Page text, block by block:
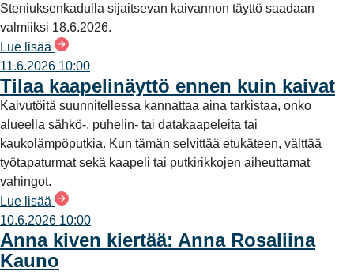
Steniuksenkadulla sijaitsevan kaivannon täyttö saadaan
valmiiksi 18.6.2026.
Lue lisää
11.6.2026 10:00
Tilaa kaapelinäyttö ennen kuin kaivat
Kaivutöitä suunnitellessa kannattaa aina tarkistaa, onko
alueella sähkö-, puhelin- tai datakaapeleita tai
kaukolämpöputkia. Kun tämän selvittää etukäteen, välttää
työtapaturmat sekä kaapeli tai putkirikkojen aiheuttamat
vahingot.
Lue lisää
10.6.2026 10:00
Anna kiven kiertää: Anna Rosaliina
Kauno